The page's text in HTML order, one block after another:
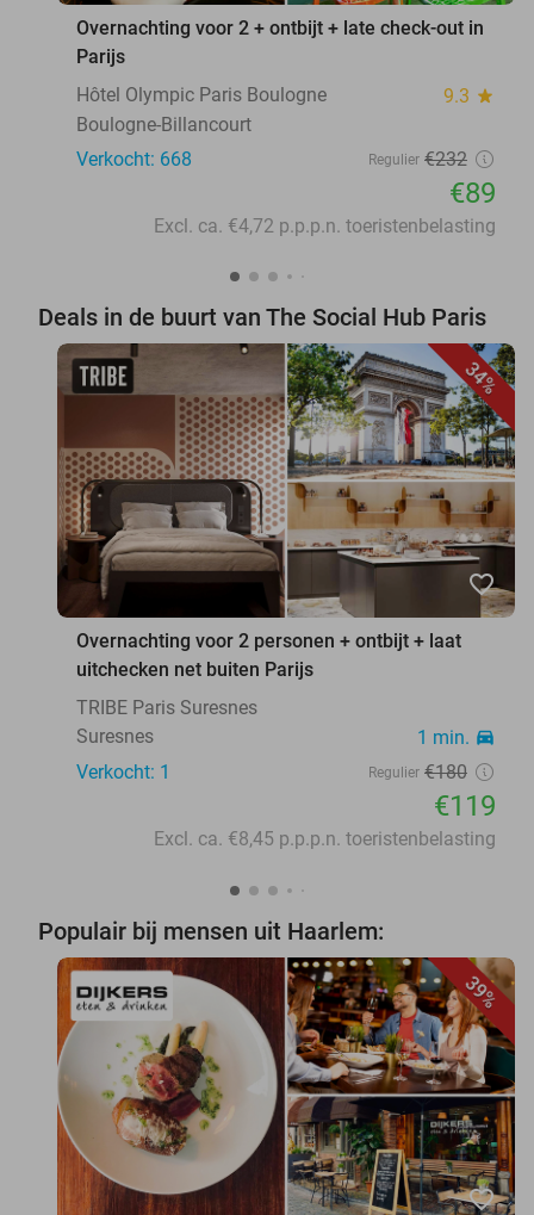
Overnachting voor 2 + ontbijt + late check-out in
Parijs
Hôtel Olympic Paris Boulogne
9.3 star
Boulogne-Billancourt
Verkocht: 668
Regulier €232
€89
Excl. ca. €4,72 p.p.p.n. toeristenbelasting
Deals in de buurt van The Social Hub Paris
34%
favorite_border
Overnachting voor 2 personen + ontbijt + laat
uitchecken net buiten Parijs
TRIBE Paris Suresnes
Suresnes
1 min. directions_car
Verkocht: 1 Regulier €180
€119
Excl. ca. €8,45 p.p.p.n. toeristenbelasting
Populair bij mensen uit Haarlem:
39%
favorite_border